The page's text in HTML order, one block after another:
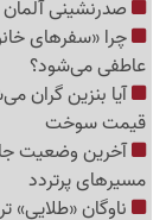
صدرنشینی آلمان
چرا «سفرهای
عاطفی می‌شود؟
آیا بنزین گران
قیمت سوخت
آخرین وضعیت
مسیرهای پرتردد
ناوگان «طلایی»